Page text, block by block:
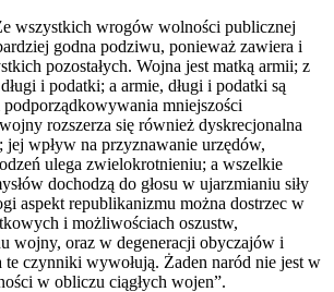
wszystkich wrogów wolności publicznej
godna podziwu, ponieważ zawiera i
pozostałych. Wojna jest matką armii; z
i podatki; a armie, długi i podatki są
mniejszości
rozszerza się również dyskrecjonalna
jej wpływ na przyznawanie urzędów,
ulega zwielokrotnieniu; a wszelkie
dochodzą do głosu w ujarzmianiu siły
aspekt republikanizmu można dostrzec w
i możliwościach oszustw,
wojny, oraz w degeneracji obyczajów i
te czynniki wywołują. Żaden naród nie jest w
w obliczu ciągłych wojen”.